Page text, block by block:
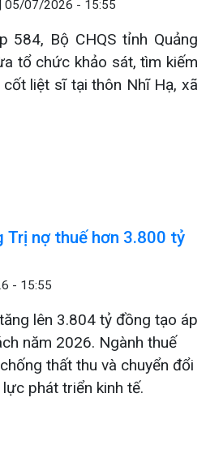
05/07/2026 - 15:55
584, Bộ CHQS tỉnh Quảng
tổ chức khảo sát, tìm kiếm
liệt sĩ tại thôn Nhĩ Hạ, xã
Trị nợ thuế hơn 3.800 tỷ
- 15:55
lên 3.804 tỷ đồng tạo áp
năm 2026. Ngành thuế
thất thu và chuyển đổi
phát triển kinh tế.